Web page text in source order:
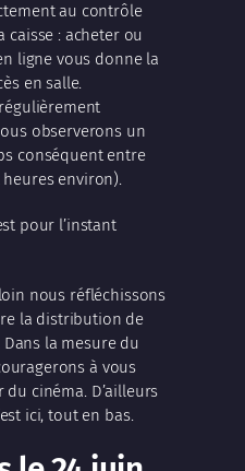
au contrôle
caisse : acheter ou
ligne vous donne la
en salle.
observerons un
conséquent entre
heures environ).
pour l’instant
nous réfléchissons
la distribution de
la mesure du
à vous
cinéma. D’ailleurs
ici, tout en bas.